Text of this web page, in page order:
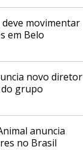
deve movimentar
em Belo
novo diretor
grupo
anuncia
no Brasil